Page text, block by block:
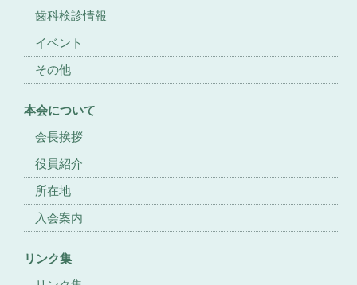
歯科検診情報
イベント
その他
本会について
会長挨拶
役員紹介
所在地
入会案内
リンク集